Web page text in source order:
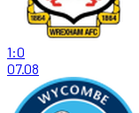
1:0
07.08